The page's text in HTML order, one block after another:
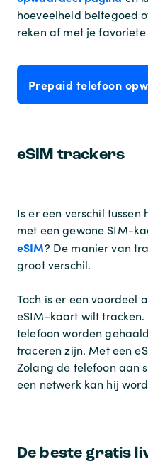
hoeveelheid beltegoed
reken af met je
Prepaid telefoon
eSIM trackers
Is er een verschil
met een gewone SIM-
eSIM? De manier van
groot verschil.
Toch is er een voordeel
eSIM-kaart wilt
telefoon worden
traceren zijn. Met een
Zolang de telefoon aan
een netwerk kan hij
De beste gratis